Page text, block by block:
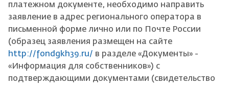
платежном документе, необходимо направить
заявление в адрес регионального оператора в
письменной форме лично или по Почте России
(образец заявления размещен на сайте
http://fondgkh39.ru/ в разделе «Документы» -
«Информация для собственников») с
подтверждающими документами (свидетельство